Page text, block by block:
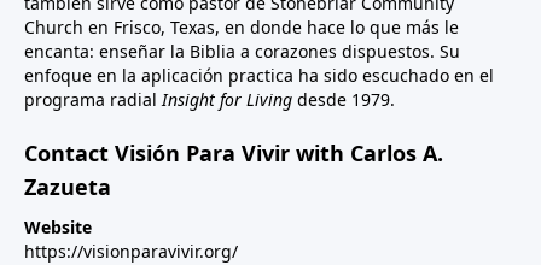
Church en Frisco, Texas, en donde hace lo que más le
encanta: enseñar la Biblia a corazones dispuestos. Su
enfoque en la aplicación practica ha sido escuchado en el
programa radialInsight for Living desde 1979.
Contact Visión Para Vivir with Carlos A.
Zazueta
Website
https://visionparavivir.org/